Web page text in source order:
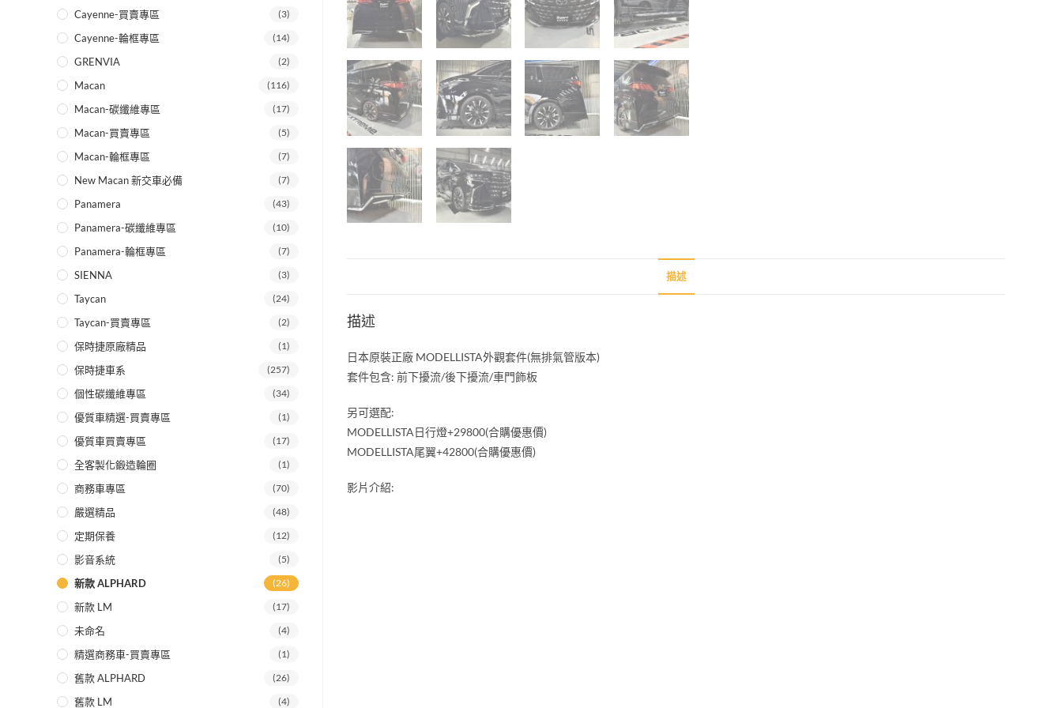
描述
描述
日本原裝正廠 MODELLISTA外觀套件(無排氣管版本)
套件包含: 前下擾流/後下擾流/車門飾板
另可選配:
MODELLISTA日行燈+29800(合購優惠價)
MODELLISTA尾翼+42800(合購優惠價)
影片介紹:
Cayenne-買賣專區 (3)
Cayenne-輪框專區 (14)
GRENVIA (2)
Macan (116)
Macan-碳纖維專區 (17)
Macan-買賣專區 (5)
Macan-輪框專區 (7)
New Macan 新交車必備 (7)
Panamera (43)
Panamera-碳纖維專區 (10)
Panamera-輪框專區 (7)
SIENNA (3)
Taycan (24)
Taycan-買賣專區 (2)
保時捷原廠精品 (1)
保時捷車系 (257)
個性碳纖維專區 (34)
優質車精選-買賣專區 (1)
優質車買賣專區 (17)
全客製化鍛造輪圈 (1)
商務車專區 (70)
嚴選精品 (48)
定期保養 (12)
影音系統 (5)
新款 ALPHARD (26)
新款 LM (17)
未命名 (4)
精選商務車-買賣專區 (1)
舊款 ALPHARD (26)
舊款 LM (4)